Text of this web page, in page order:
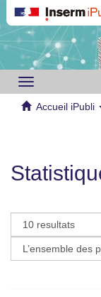
Toggle
navigation
Accueil iPubli